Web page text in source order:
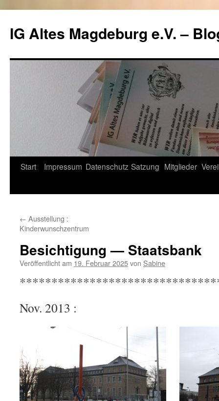
springen
IG Altes Magdeburg e.V. –
Start Impressum Datenschutz Satzung Mitglieder
← Ausstellung :
Kinderwunschzentrum
Besichtigung — Staatsbank
Veröffentlicht am 19. Februar 2025von Sabine
Nov. 2013 :